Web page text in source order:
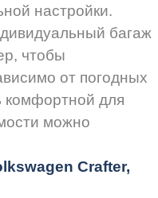
настройки.
багаж
чтобы
от погодных
комфортной для
можно
Crafter,